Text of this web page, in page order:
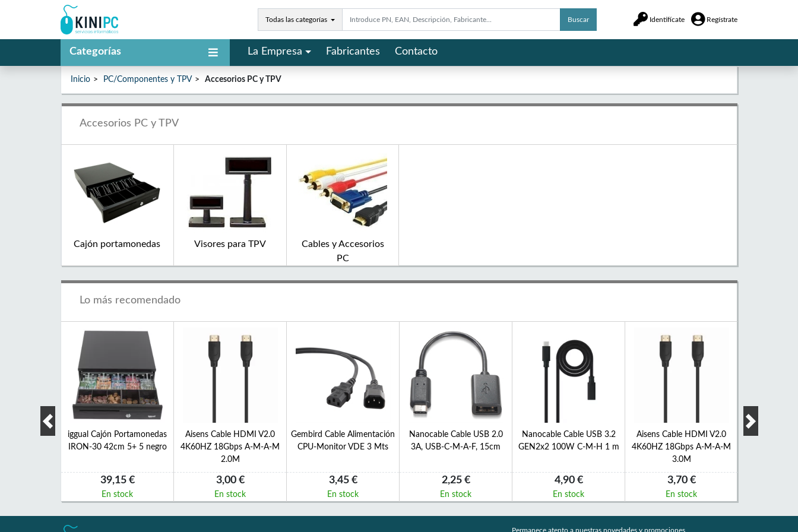
Todas las categorías Buscar Identifícate Regístrate
Categorías La Empresa Fabricantes Contacto
Inicio PC/Componentes y TPV Accesorios PC y TPV
Accesorios PC y TPV
Cajón portamonedas Visores para TPV
Cables y Accesorios
PC
Lo más recomendado
USB 2.0 3A
iggual Cajón Portamonedas
IRON-30 42cm 5+ 5 negro
39,15 €
En stock
Aisens Cable HDMI V2.0
4K60HZ 18Gbps A-M-A-M
2.0M
3,00 €
En stock
Gembird Cable Alimentación
CPU-Monitor VDE 3 Mts
3,45 €
En stock
Nanocable Cable USB 2.0
3A, USB-C-M-A-F, 15cm
2,25 €
En stock
Nanocable Cable USB 3.2
GEN2x2 100W C-M-H 1 m
4,90 €
En stock
Aisens Cable HDMI V2.0
4K60HZ 18Gbps A-M-A-M
3.0M
3,70 €
En stock
Aisens
Permanece atento a nuestras novedades y promociones